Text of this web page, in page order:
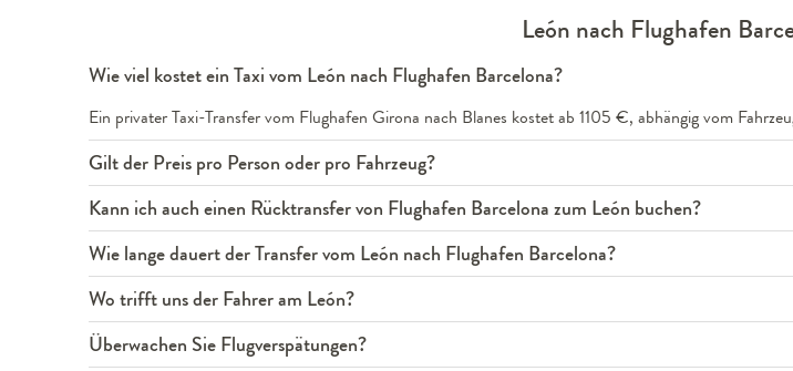
León nach Flughafen
Wie viel kostet ein Taxi vom León nach Flughafen Barcelona?
Ein privater Taxi-Transfer vom Flughafen Girona nach Blanes kostet ab 1105 €, abhängig vom
Gilt der Preis pro Person oder pro Fahrzeug?
Kann ich auch einen Rücktransfer von Flughafen Barcelona zum León buchen?
Wie lange dauert der Transfer vom León nach Flughafen Barcelona?
Wo trifft uns der Fahrer am León?
Überwachen Sie Flugverspätungen?